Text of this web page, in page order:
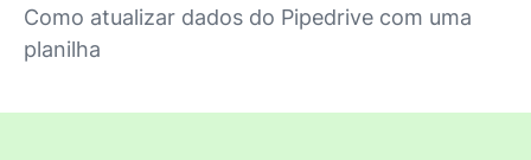
Como atualizar dados do Pipedrive com uma
planilha